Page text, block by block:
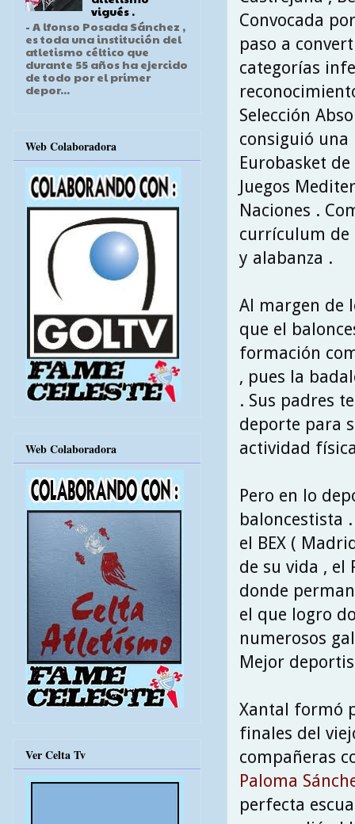
Convocada
paso a
categorías
Selección
consiguió una
Eurobasket
Juegos
Naciones .
currículum de
y alabanza .
Al margen de
que el
formación
, pues la
. Sus padres
deporte para
actividad
Pero en lo
baloncestista
el BEX (
de su vida , el
donde
el que logro
numerosos
Mejor
Xantal formó
finales del
compañeras
Paloma
perfecta
vigués .
- A lfonso Posada Sánchez ,
es toda una institución del
atletismo céltico que
durante 55 años ha ejercido
de todo por el primer
depor...
Web Colaboradora
Web Colaboradora
Ver Celta Tv